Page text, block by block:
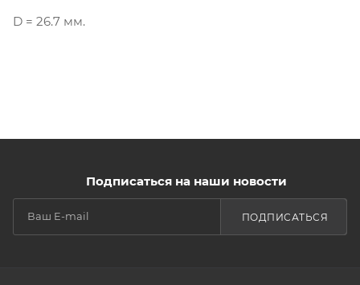
D = 26.7 мм.
Подписаться на наши новости
ПОДПИСАТЬСЯ